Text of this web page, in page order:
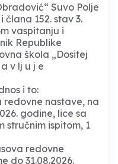
Suvo Polje
člana 152. stav 3.
vaspitanju i
Republike
škola „Dositej
v lj u j e
i to:
nastave, na
godine, lice sa
stručnim ispitom, 1
redovne
do 31.08.2026.